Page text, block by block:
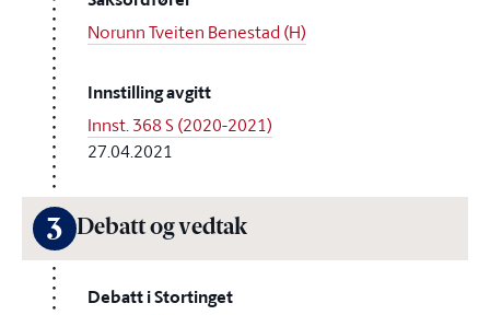
Norunn Tveiten Benestad (H)
Innstilling avgitt
Innst. 368 S (2020-2021)
27.04.2021
3 Debatt og vedtak
Debatt i Stortinget